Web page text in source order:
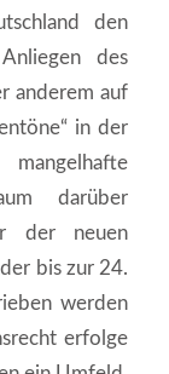
den
des
anderem auf
in der
darüber
der neuen
bis zur 24.
werden
erfolge